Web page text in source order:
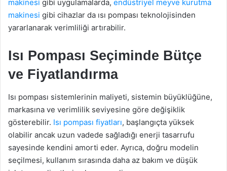
makinesi gibi uygulamalarda, endüstriyel meyve kurutma
makinesi gibi cihazlar da ısı pompası teknolojisinden
yararlanarak verimliliği artırabilir.
Isı Pompası Seçiminde Bütçe
ve Fiyatlandırma
Isı pompası sistemlerinin maliyeti, sistemin büyüklüğüne,
markasına ve verimlilik seviyesine göre değişiklik
gösterebilir. Isı pompası fiyatları, başlangıçta yüksek
olabilir ancak uzun vadede sağladığı enerji tasarrufu
sayesinde kendini amorti eder. Ayrıca, doğru modelin
seçilmesi, kullanım sırasında daha az bakım ve düşük